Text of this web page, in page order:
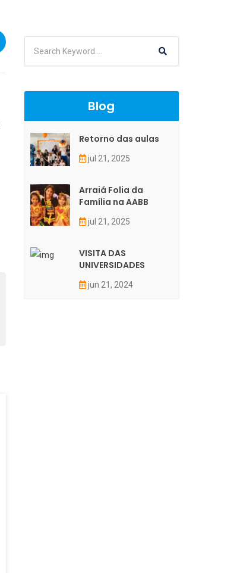
Blog
Retorno das aulas
jul 21, 2025
Arraiá Folia da
Família na AABB
jul 21, 2025
VISITA DAS
UNIVERSIDADES
jun 21, 2024